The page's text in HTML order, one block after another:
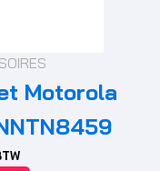
Motorola